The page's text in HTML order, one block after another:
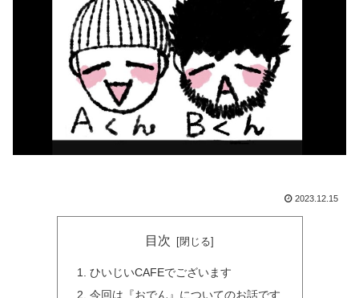
2023.12.15
目次
ひいじいCAFEでございます
今回は『おでん』についてのお話です